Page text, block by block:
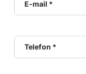
E-mail *
Telefon *